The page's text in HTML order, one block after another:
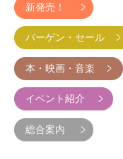
新発売！
バーゲン・セール
本・映画・音楽
イベント紹介
総合案内